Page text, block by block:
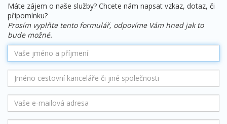
Máte zájem o naše služby? Chcete nám napsat vzkaz, dotaz, či
připomínku?
Prosím vyplňte tento formulář, odpovíme Vám hned jak to
bude možné.